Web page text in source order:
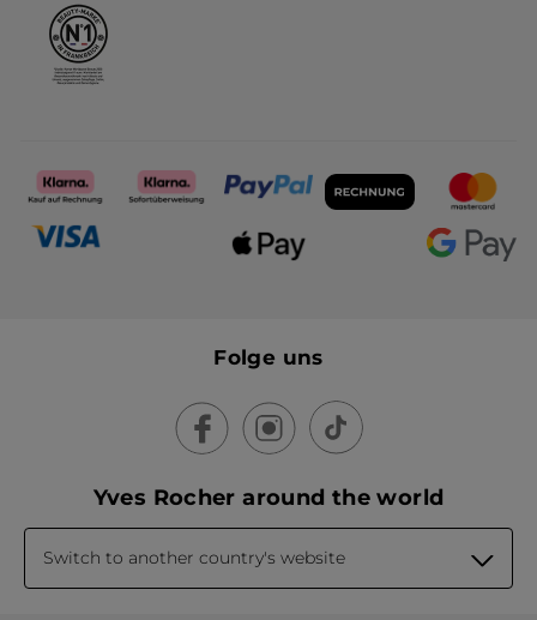
Folge uns
Yves Rocher around the world
Switch to another country's website